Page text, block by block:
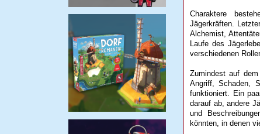
Charaktere
Jägerkräften.
Alchemist,
Laufe des
verschiedenen
Zumindest auf
Angriff, Schaden,
funktioniert. Ein
darauf ab, andere
und
könnten, in denen